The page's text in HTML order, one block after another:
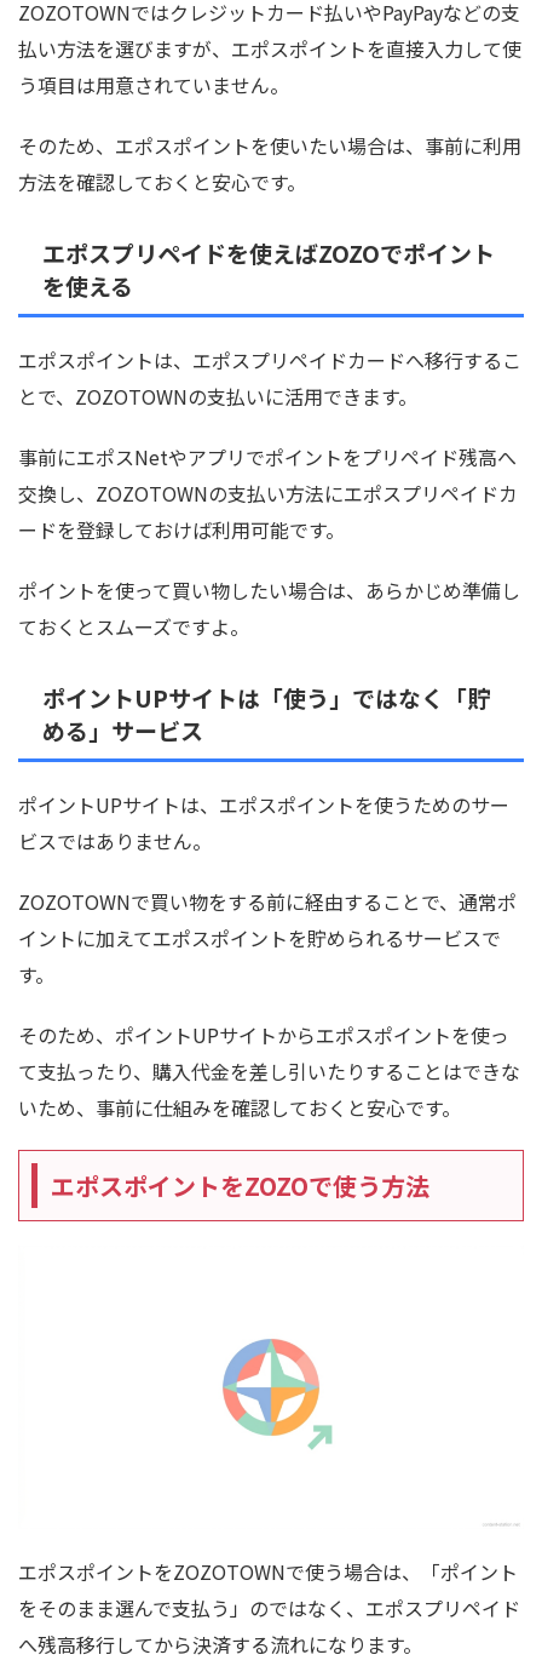
ZOZOTOWNではクレジットカード払いやPayPayなどの支
払い方法を選びますが、エポスポイントを直接入力して使
う項目は用意されていません。
そのため、エポスポイントを使いたい場合は、事前に利用
方法を確認しておくと安心です。
エポスプリペイドを使えばZOZOでポイント
を使える
エポスポイントは、エポスプリペイドカードへ移行するこ
とで、ZOZOTOWNの支払いに活用できます。
事前にエポスNetやアプリでポイントをプリペイド残高へ
交換し、ZOZOTOWNの支払い方法にエポスプリペイドカ
ードを登録しておけば利用可能です。
ポイントを使って買い物したい場合は、あらかじめ準備し
ておくとスムーズですよ。
ポイントUPサイトは「使う」ではなく「貯
める」サービス
ポイントUPサイトは、エポスポイントを使うためのサー
ビスではありません。
ZOZOTOWNで買い物をする前に経由することで、通常ポ
イントに加えてエポスポイントを貯められるサービスで
す。
そのため、ポイントUPサイトからエポスポイントを使っ
て支払ったり、購入代金を差し引いたりすることはできな
いため、事前に仕組みを確認しておくと安心です。
エポスポイントをZOZOで使う方法
エポスポイントをZOZOTOWNで使う場合は、「ポイント
をそのまま選んで支払う」のではなく、エポスプリペイド
へ残高移行してから決済する流れになります。